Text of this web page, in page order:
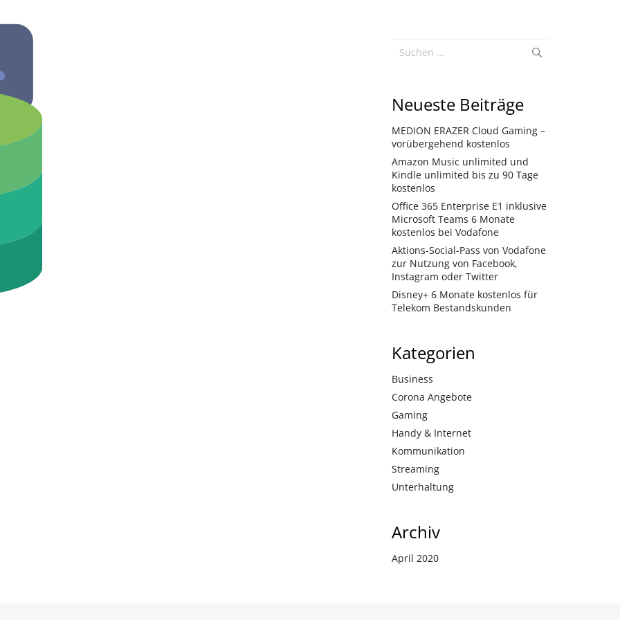
Suchen
Neueste Beiträge
MEDION ERAZER Cloud Gaming –
vorübergehend kostenlos
Amazon Music unlimited und
Kindle unlimited bis zu 90 Tage
kostenlos
Office 365 Enterprise E1 inklusive
Microsoft Teams 6 Monate
kostenlos bei Vodafone
Aktions-Social-Pass von Vodafone
zur Nutzung von Facebook,
Instagram oder Twitter
Disney+ 6 Monate kostenlos für
Telekom Bestandskunden
Kategorien
Business
Corona Angebote
Gaming
Handy & Internet
Kommunikation
Streaming
Unterhaltung
Archiv
April 2020